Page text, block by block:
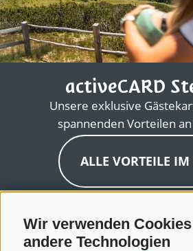
Wir verwenden
andere Technologien
activeCARD
Unsere exklusive
spannenden Vorteilen
ALLE VORTEILE